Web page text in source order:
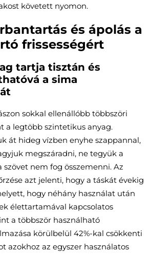
követett nyomon.
és ápolás a
frissességért
tartja tisztán és
a sima
sokkal ellenállóbb többszöri
a legtöbb szintetikus anyag.
át hideg vízben enyhe szappannal,
megszáradni, ne tegyük a
szövet nem fog összemenni. Az
azt jelenti, hogy a táskát évekig
hogy néhány használat után
élettartamával kapcsolatos
a többször használható
körülbelül 42%-kal csökkenti
azokhoz az egyszer használatos